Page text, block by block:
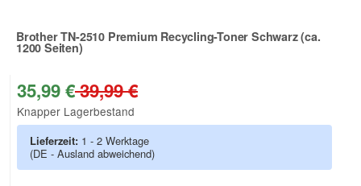
Brother TN-2510 Premium Recycling-Toner Schwarz (ca.
1200 Seiten)
Zur Artikelbewertung
35,99 €39,99 €
Knapper Lagerbestand
Lieferzeit: 1 - 2 Werktage
(DE - Ausland abweichend)